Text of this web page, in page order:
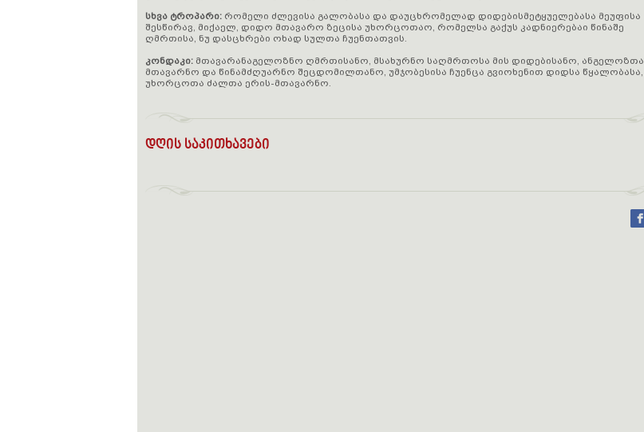
სხვა ტროპარი: რომელი ძლევისა გალობასა და დაუცხრომელად დიდებისმეტყუელებასა მეუფისა
შესწირავ, მიქაელ, დიდო მთავარო ზეცისა უხორცოთაო, რომელსა გაქუს კადნიერებაი წინაშე
ღმრთისა, ნუ დასცხრები ოხად სულთა ჩუენთათვის.
კონდაკი: მთავარანაგელოზნო ღმრთისანო, მსახურნო საღმრთოსა მის დიდებისანო, ანგელოზთა
მთავარნო და წინამძღუარნო შეცდომილთანო, უმჯობესისა ჩუენცა გვიოხენით დიდსა წყალობასა,
უხორცოთა ძალთა ერის-მთავარნო.
დღის საკითხავები